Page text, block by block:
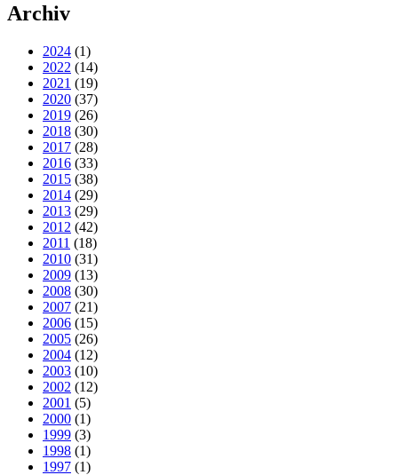
Archiv
2024 (1)
2022 (14)
2021 (19)
2020 (37)
2019 (26)
2018 (30)
2017 (28)
2016 (33)
2015 (38)
2014 (29)
2013 (29)
2012 (42)
2011 (18)
2010 (31)
2009 (13)
2008 (30)
2007 (21)
2006 (15)
2005 (26)
2004 (12)
2003 (10)
2002 (12)
2001 (5)
2000 (1)
1999 (3)
1998 (1)
1997 (1)